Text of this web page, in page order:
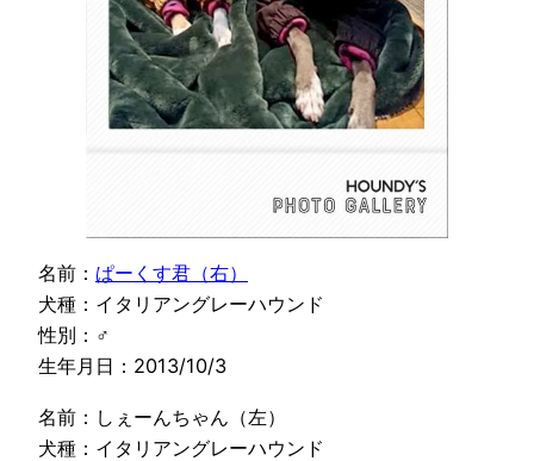
名前： ぱーくす君（右）
犬種：イタリアングレーハウンド
性別：♂
生年月日：2013/10/3
名前：しぇーんちゃん（左）
犬種：イタリアングレーハウンド